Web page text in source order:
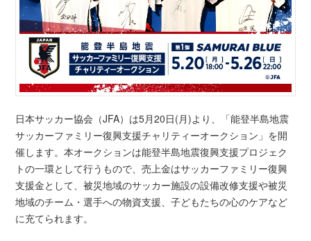
日本サッカー協会（JFA）は5月20日(月)より、「能登半島地震
サッカーファミリー復興支援チャリティーオークション」を開
催します。本オークションは能登半島地震復興支援プロジェク
トの一環として行うもので、売上金はサッカーファミリー復興
支援金として、被災地域のサッカー施設の設備改修支援や被災
地域のチーム・選手への物資支援、子どもたちの心のケアなど
に充てられます。